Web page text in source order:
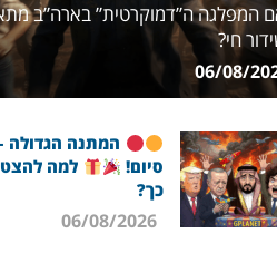
המפלגה ה”דמוקרטית” בארה”ב
חי?
המתנה הגדולה
סיום!
למה
כך?
06/08/2026